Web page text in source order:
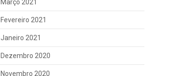
Março 2021
Fevereiro 2021
Janeiro 2021
Dezembro 2020
Novembro 2020